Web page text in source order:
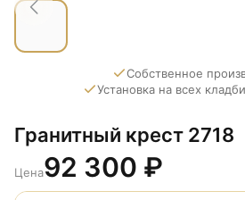
Собственное
Установка на всех
Гранитный крест 2718
Цена92 300 ₽